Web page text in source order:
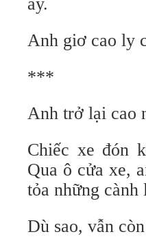
Anh giơ cao ly
***
Anh trở lại cao
Chiếc xe đón
Qua ô cửa xe,
tỏa những
Dù sao, vẫn